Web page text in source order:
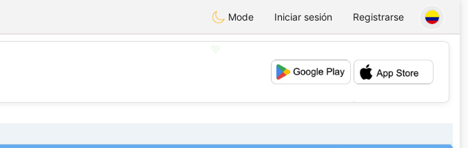
Mode Iniciar sesión Registrarse
💕